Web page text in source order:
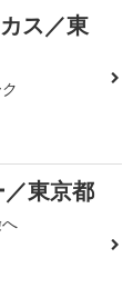
ス／東
東京都